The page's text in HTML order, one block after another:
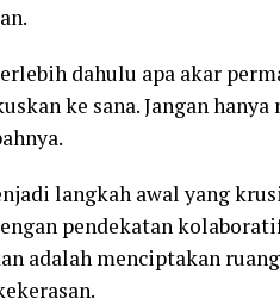
dahulu apa akar
ke sana. Jangan hanya
langkah awal yang
pendekatan
adalah menciptakan